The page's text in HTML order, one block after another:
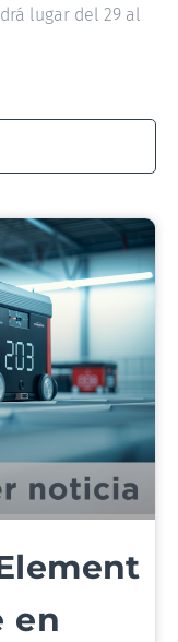
lugar del 29 al
en